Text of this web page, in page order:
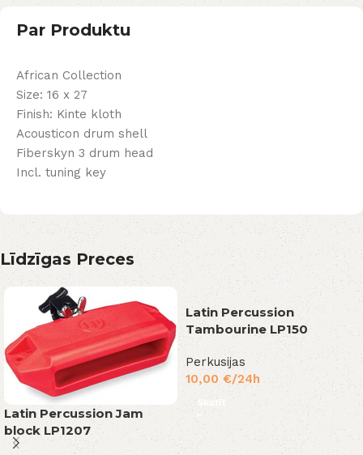
Par Produktu
African Collection
Size: 16 x 27
Finish: Kinte kloth
Acousticon drum shell
Fiberskyn 3 drum head
Incl. tuning key
Līdzīgas Preces
Latin Percussion Jam
block LP1207
Latin Percussion
Tambourine LP150
Perkusijas
10,00 €/24h
Skatīt